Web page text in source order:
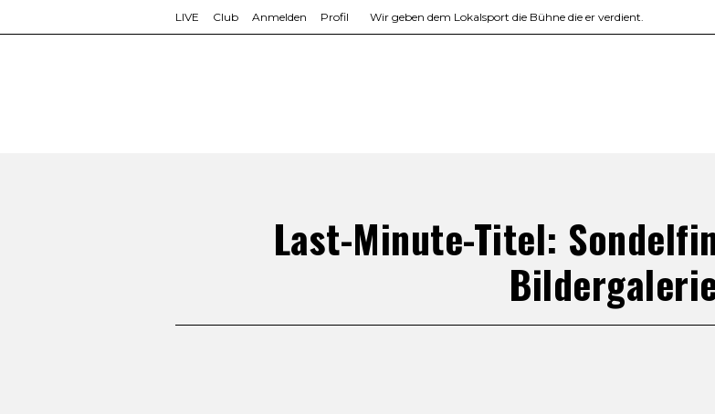
LIVE Club Anmelden Profil Wir geben dem Lokalsport die Bühne die er verdient.
Last-Minute-Titel: